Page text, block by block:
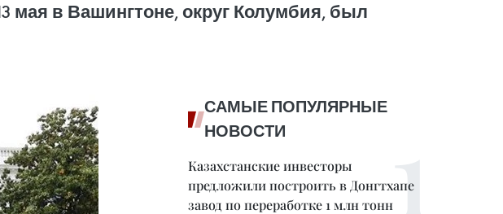
в Вашингтоне, округ Колумбия, был
САМЫЕ ПОПУЛЯРНЫЕ
НОВОСТИ
Казахстанские инвесторы
предложили построить в Донгтхапе
завод по переработке 1 млн тонн